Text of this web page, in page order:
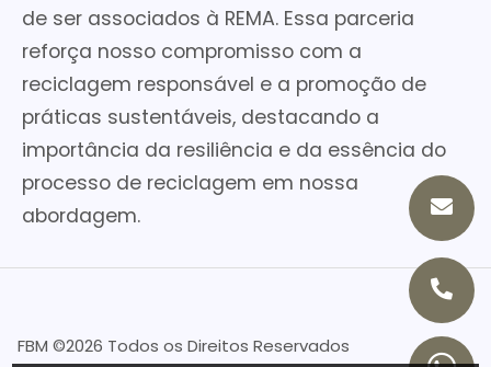
de ser associados à REMA. Essa parceria
reforça nosso compromisso com a
reciclagem responsável e a promoção de
práticas sustentáveis, destacando a
importância da resiliência e da essência do
processo de reciclagem em nossa
abordagem.
FBM ©2026 Todos os Direitos Reservados